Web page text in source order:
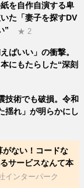
を自作自演する卑
た「妻子を探すDV
”
★ 2
ばいい」の衝撃。
にもたらした“深刻
技術でも破損。令和
揺れ」が明らかにし
がない！コードな
サービスなんて本
インターパーク